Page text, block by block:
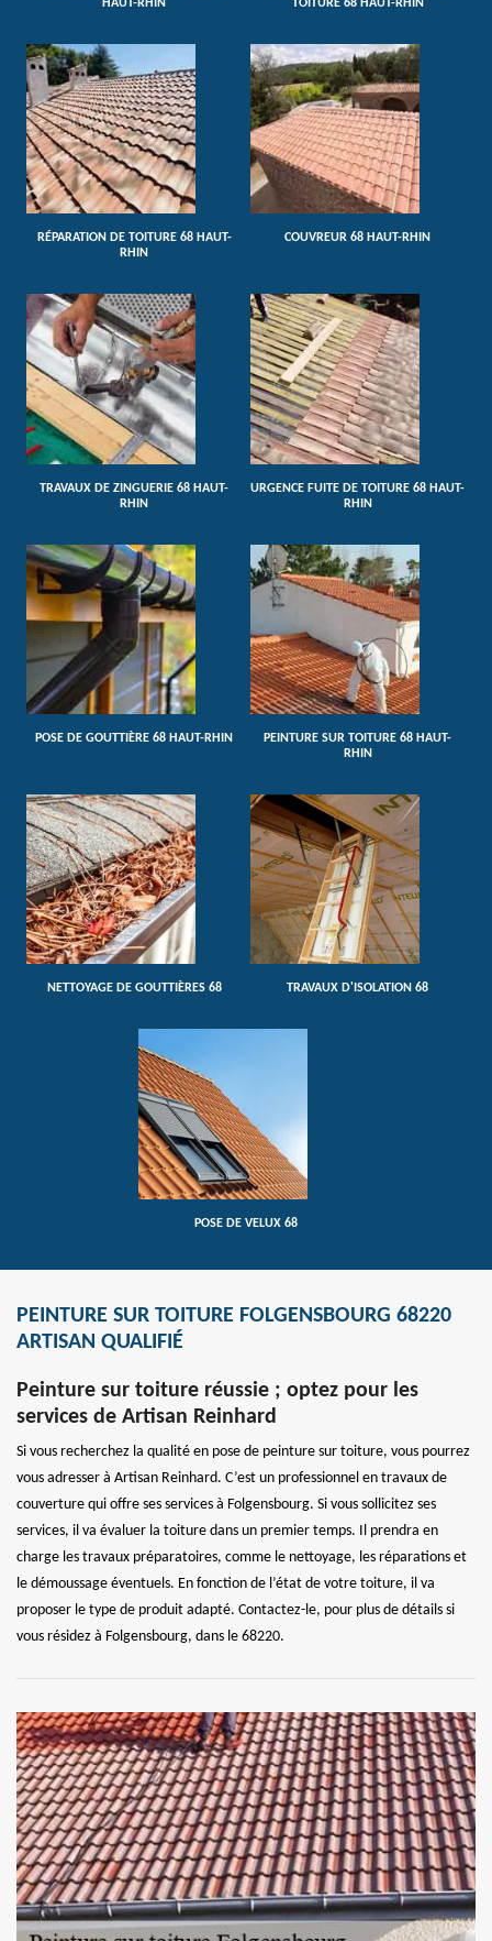
HAUT-RHIN
TOITURE 68 HAUT-RHIN
RÉPARATION DE TOITURE 68 HAUT-
RHIN
COUVREUR 68 HAUT-RHIN
TRAVAUX DE ZINGUERIE 68 HAUT-
RHIN
URGENCE FUITE DE TOITURE 68 HAUT-
RHIN
POSE DE GOUTTIÈRE 68 HAUT-RHIN
PEINTURE SUR TOITURE 68 HAUT-
RHIN
NETTOYAGE DE GOUTTIÈRES 68 TRAVAUX D'ISOLATION 68
POSE DE VELUX 68
PEINTURE SUR TOITURE FOLGENSBOURG 68220
ARTISAN QUALIFIÉ
Peinture sur toiture réussie ; optez pour les
services de Artisan Reinhard
Si vous recherchez la qualité en pose de peinture sur toiture, vous pourrez
vous adresser à Artisan Reinhard. C’est un professionnel en travaux de
couverture qui offre ses services à Folgensbourg. Si vous sollicitez ses
services, il va évaluer la toiture dans un premier temps. Il prendra en
charge les travaux préparatoires, comme le nettoyage, les réparations et
le démoussage éventuels. En fonction de l’état de votre toiture, il va
proposer le type de produit adapté. Contactez-le, pour plus de détails si
vous résidez à Folgensbourg, dans le 68220.